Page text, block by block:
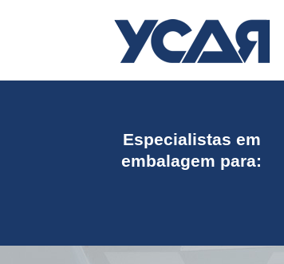
Especialistas em
embalagem para: